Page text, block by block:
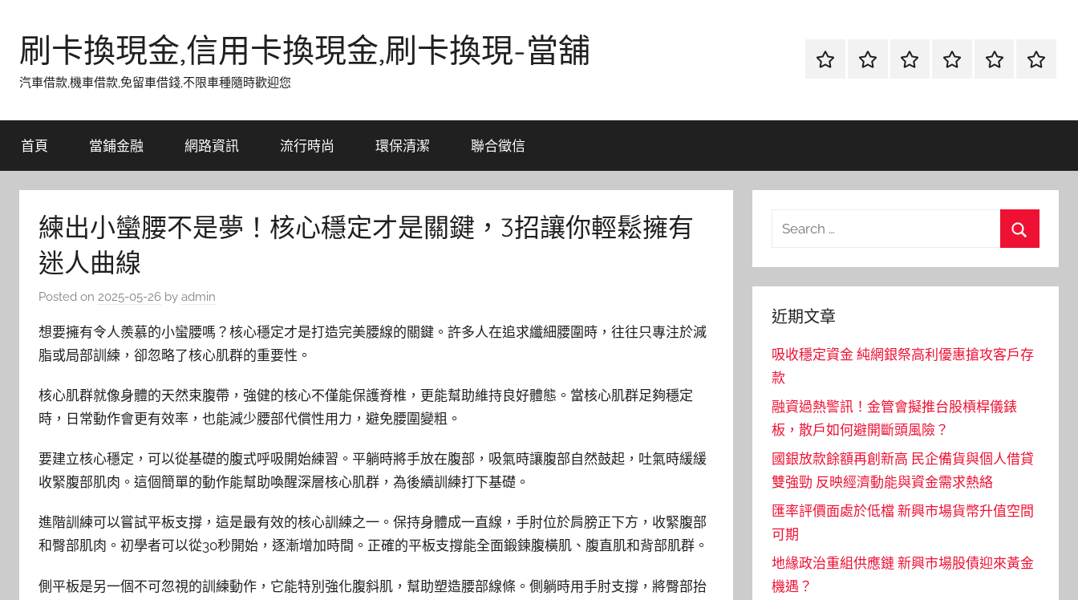
content刷卡換現金,信用卡換現金,刷卡換現-當舖
汽車借款,機車借款,免留車借錢,不限車種隨時歡迎您
首
當
網
流
環
聯
首頁 當鋪金融 網路資訊 流行時尚 環保清潔 聯合徵信
練出小蠻腰不是夢！核心穩定才是關鍵，3招讓你輕鬆擁有
迷人曲線
Posted on 2025-05-26 by admin
想要擁有令人羨慕的小蠻腰嗎？核心穩定才是打造完美腰線的關鍵。許多人在追求纖細腰圍時，往往只專注於減
脂或局部訓練，卻忽略了核心肌群的重要性。
核心肌群就像身體的天然束腹帶，強健的核心不僅能保護脊椎，更能幫助維持良好體態。當核心肌群足夠穩定
時，日常動作會更有效率，也能減少腰部代償性用力，避免腰圍變粗。
要建立核心穩定，可以從基礎的腹式呼吸開始練習。平躺時將手放在腹部，吸氣時讓腹部自然鼓起，吐氣時緩緩
收緊腹部肌肉。這個簡單的動作能幫助喚醒深層核心肌群，為後續訓練打下基礎。
進階訓練可以嘗試平板支撐，這是最有效的核心訓練之一。保持身體成一直線，手肘位於肩膀正下方，收緊腹部
和臀部肌肉。初學者可以從30秒開始，逐漸增加時間。正確的平板支撐能全面鍛鍊腹橫肌、腹直肌和背部肌群。
側平板是另一個不可忽視的訓練動作，它能特別強化腹斜肌，幫助塑造腰部線條。側躺時用手肘支撐，將臀部抬
Search
近期文章
吸收穩定資金 純網銀祭高利優惠搶攻客戶存
款
融資過熱警訊！金管會擬推台股槓桿儀錶
板，散戶如何避開斷頭風險？
國銀放款餘額再創新高 民企備貨與個人借貸
雙強勁 反映經濟動能與資金需求熱絡
匯率評價面處於低檔 新興市場貨幣升值空間
可期
地緣政治重組供應鏈 新興市場股債迎來黃金
機遇？